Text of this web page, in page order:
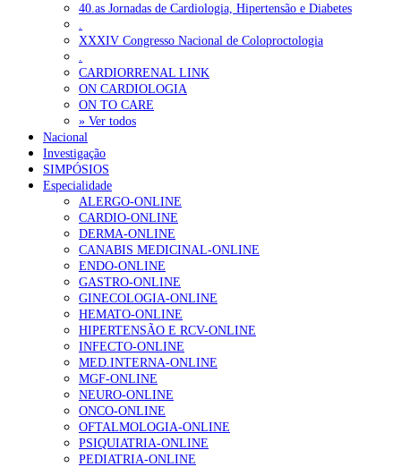
40.as Jornadas de Cardiologia, Hipertensão e Diabetes
XXXIV Congresso Nacional de Coloproctologia
CARDIORRENAL LINK
ON CARDIOLOGIA
ON TO CARE
» Ver todos
Nacional
Investigação
SIMPÓSIOS
Especialidade
ALERGO-ONLINE
CARDIO-ONLINE
DERMA-ONLINE
CANABIS MEDICINAL-ONLINE
ENDO-ONLINE
GASTRO-ONLINE
GINECOLOGIA-ONLINE
HEMATO-ONLINE
HIPERTENSÃO E RCV-ONLINE
INFECTO-ONLINE
MED.INTERNA-ONLINE
MGF-ONLINE
NEURO-ONLINE
ONCO-ONLINE
OFTALMOLOGIA-ONLINE
PSIQUIATRIA-ONLINE
PEDIATRIA-ONLINE